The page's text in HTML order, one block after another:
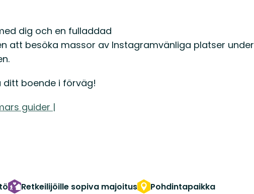
dig och en fulladdad
att besöka massor av Instagramvänliga platser under
ditt boende i förväg!
guider |
Retkeilijöille sopiva majoitus Pohdintapaikka